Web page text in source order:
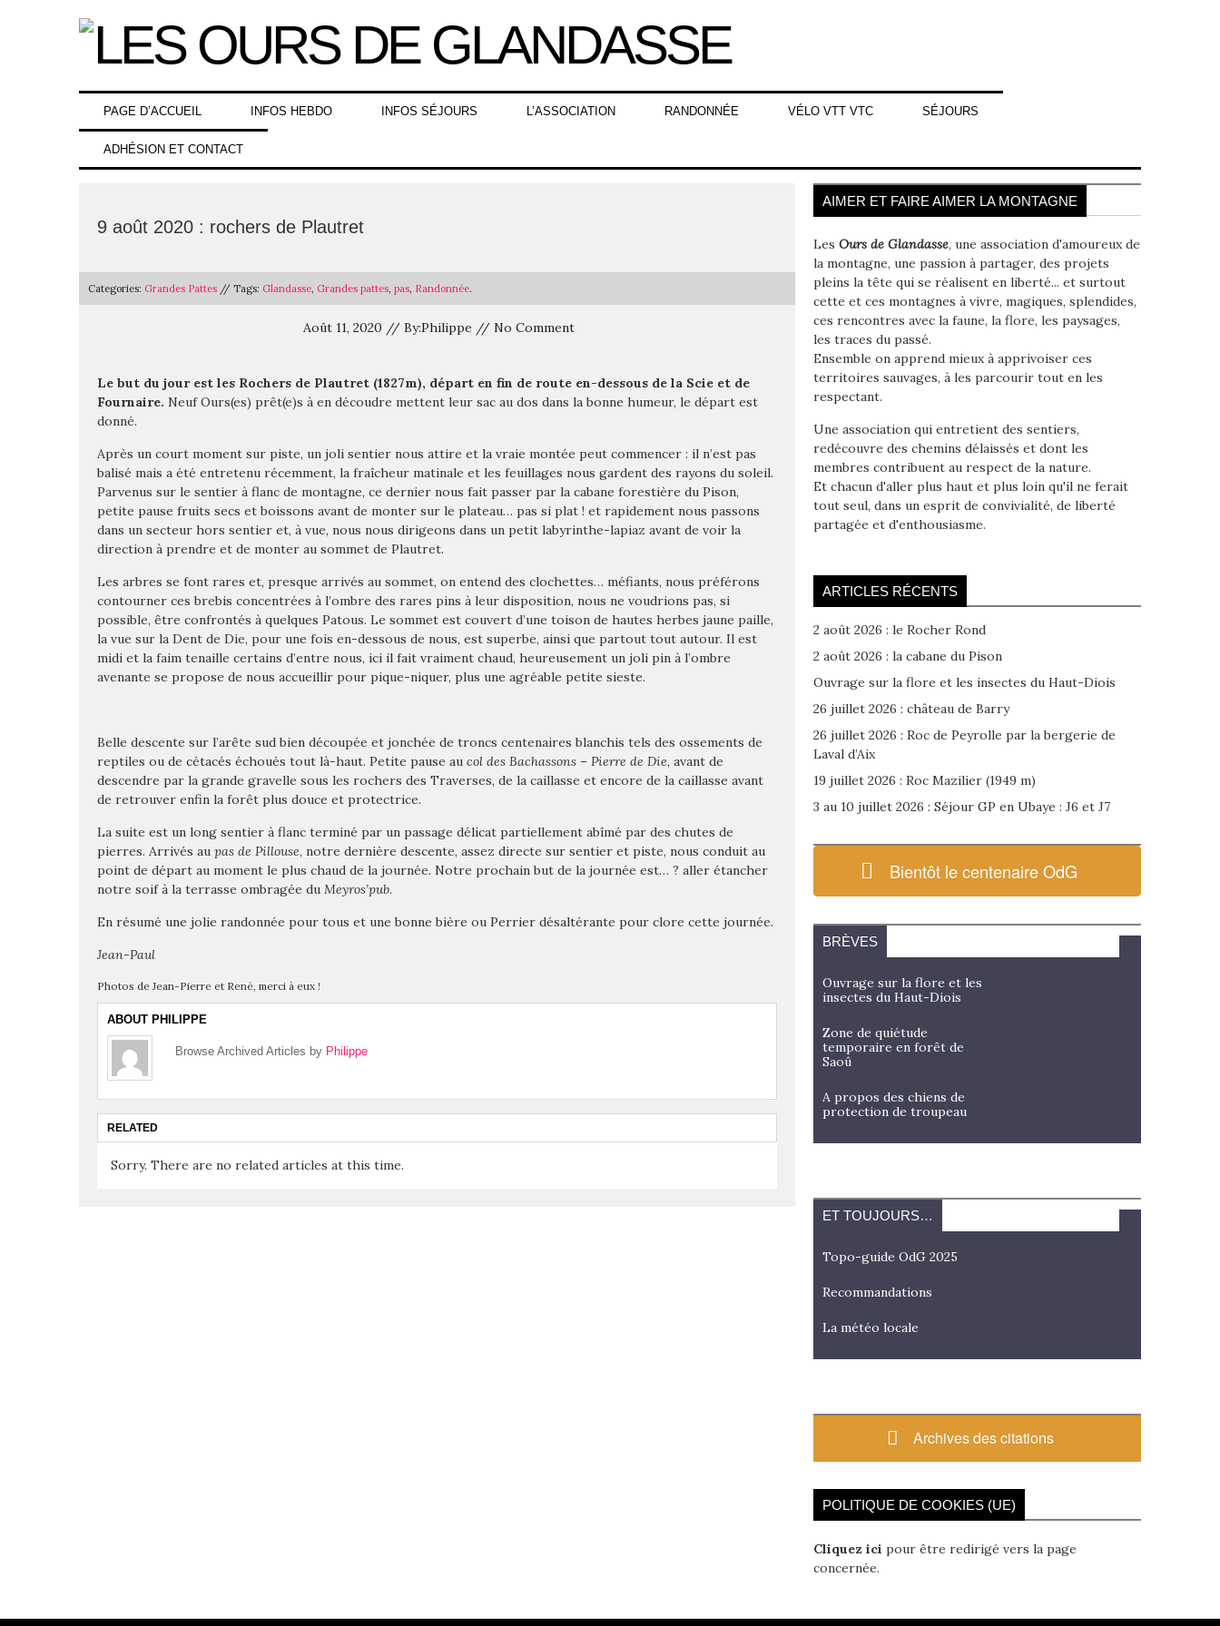
PAGE D’ACCUEIL INFOS HEBDO INFOS SÉJOURS L’ASSOCIATION RANDONNÉE VÉLO VTT VTC SÉJOURS
ADHÉSION ET CONTACT
9 août 2020 : rochers de Plautret
Categories: Grandes Pattes // Tags: Glandasse, Grandes pattes, pas, Randonnée.
Août 11, 2020 // By:Philippe // No Comment
Le but du jour est les Rochers de Plautret (1827m), départ en fin de route en-dessous de la Scie et de
Fournaire. Neuf Ours(es) prêt(e)s à en découdre mettent leur sac au dos dans la bonne humeur, le départ est
donné.
Après un court moment sur piste, un joli sentier nous attire et la vraie montée peut commencer : il n’est pas
balisé mais a été entretenu récemment, la fraîcheur matinale et les feuillages nous gardent des rayons du soleil.
Parvenus sur le sentier à flanc de montagne, ce dernier nous fait passer par la cabane forestière du Pison,
petite pause fruits secs et boissons avant de monter sur le plateau… pas si plat ! et rapidement nous passons
dans un secteur hors sentier et, à vue, nous nous dirigeons dans un petit labyrinthe-lapiaz avant de voir la
direction à prendre et de monter au sommet de Plautret.
Les arbres se font rares et, presque arrivés au sommet, on entend des clochettes… méfiants, nous préférons
contourner ces brebis concentrées à l’ombre des rares pins à leur disposition, nous ne voudrions pas, si
possible, être confrontés à quelques Patous. Le sommet est couvert d’une toison de hautes herbes jaune paille,
la vue sur la Dent de Die, pour une fois en-dessous de nous, est superbe, ainsi que partout tout autour. Il est
midi et la faim tenaille certains d’entre nous, ici il fait vraiment chaud, heureusement un joli pin à l’ombre
avenante se propose de nous accueillir pour pique-niquer, plus une agréable petite sieste.
Belle descente sur l’arête sud bien découpée et jonchée de troncs centenaires blanchis tels des ossements de
reptiles ou de cétacés échoués tout là-haut. Petite pause au col des Bachassons – Pierre de Die, avant de
descendre par la grande gravelle sous les rochers des Traverses, de la caillasse et encore de la caillasse avant
de retrouver enfin la forêt plus douce et protectrice.
La suite est un long sentier à flanc terminé par un passage délicat partiellement abîmé par des chutes de
pierres. Arrivés au pas de Pillouse, notre dernière descente, assez directe sur sentier et piste, nous conduit au
point de départ au moment le plus chaud de la journée. Notre prochain but de la journée est… ? aller étancher
notre soif à la terrasse ombragée du Meyros’pub.
En résumé une jolie randonnée pour tous et une bonne bière ou Perrier désaltérante pour clore cette journée.
Jean-Paul
Photos de Jean-Pierre et René, merci à eux !
ABOUT PHILIPPE
Browse Archived Articles by Philippe
RELATED
Sorry. There are no related articles at this time.
AIMER ET FAIRE AIMER LA MONTAGNE
LesOurs de Glandasse, une association d'amoureux de
la montagne, une passion à partager, des projets
pleins la tête qui se réalisent en liberté... et surtout
cette et ces montagnes à vivre, magiques, splendides,
ces rencontres avec la faune, la flore, les paysages,
les traces du passé.
Ensemble on apprend mieux à apprivoiser ces
territoires sauvages, à les parcourir tout en les
respectant.
Une association qui entretient des sentiers,
redécouvre des chemins délaissés et dont les
membres contribuent au respect de la nature.
Et chacun d'aller plus haut et plus loin qu'il ne ferait
tout seul, dans un esprit de convivialité, de liberté
partagée et d'enthousiasme.
ARTICLES RÉCENTS
2 août 2026 : le Rocher Rond
2 août 2026 : la cabane du Pison
Ouvrage sur la flore et les insectes du Haut-Diois
26 juillet 2026 : château de Barry
26 juillet 2026 : Roc de Peyrolle par la bergerie de
Laval d’Aix
19 juillet 2026 : Roc Mazilier (1949 m)
3 au 10 juillet 2026 : Séjour GP en Ubaye : J6 et J7
Bientôt le centenaire OdG
BRÈVES
Ouvrage sur la flore et les
insectes du Haut-Diois
Zone de quiétude
temporaire en forêt de
Saoû
A propos des chiens de
protection de troupeau
ET TOUJOURS…
Topo-guide OdG 2025
Recommandations
La météo locale
Archives des citations
POLITIQUE DE COOKIES (UE)
Cliquez ici pour être redirigé vers la page
concernée.